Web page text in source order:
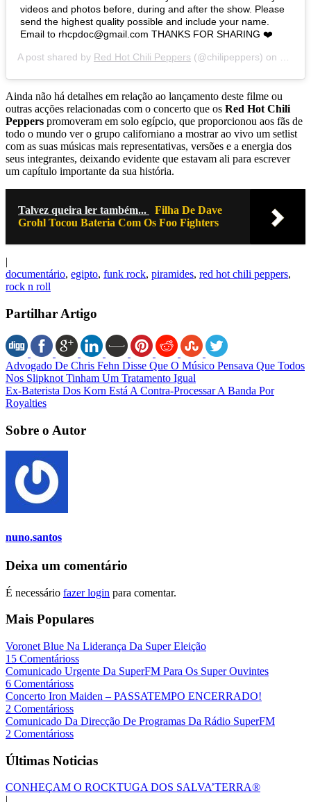
videos and photos before, during and after the show. Please
send the highest quality possible and include your name.
Email to rhcpdoc@gmail.com THANKS FOR SHARING ❤️
A post shared by Red Hot Chili Peppers (@chilipeppers) on Mar
Ainda não há detalhes em relação ao lançamento deste filme ou
outras acções relacionadas com o concerto que os Red Hot Chili
Peppers promoveram em solo egípcio, que proporcionou aos fãs de
todo o mundo ver o grupo californiano a mostrar ao vivo um setlist
com as suas músicas mais representativas, versões e a energia dos
seus integrantes, deixando evidente que estavam ali para escrever
um capítulo importante da sua história.
Talvez queira ler também...
Filha De Dave
Grohl Tocou Bateria Com Os Foo Fighters
documentário, egipto, funk rock, piramides, red hot chili peppers,
rock n roll
Partilhar Artigo
Advogado De Chris Fehn Disse Que O Músico Pensava Que Todos
Nos Slipknot Tinham Um Tratamento Igual
Ex-Baterista Dos Korn Está A Contra-Processar A Banda Por
Royalties
Sobre o Autor
nuno.santos
Deixa um comentário
É necessário fazer login para comentar.
Mais Populares
Voronet Blue Na Liderança Da Super Eleição
15 Comentárioss
Comunicado Urgente Da SuperFM Para Os Super Ouvintes
6 Comentárioss
Concerto Iron Maiden – PASSATEMPO ENCERRADO!
2 Comentárioss
Comunicado Da Direcção De Programas Da Rádio SuperFM
2 Comentárioss
Últimas Noticias
CONHEÇAM O ROCKTUGA DOS SALVA’TERRA®